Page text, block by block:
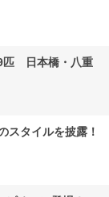
匹 日本橋・八重
スタイルを披露！